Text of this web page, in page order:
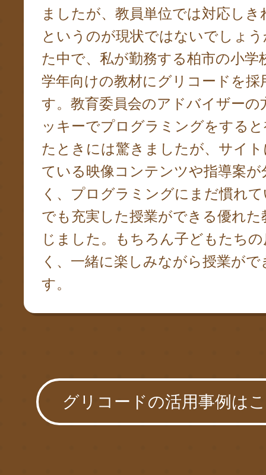
ましたが、教員単位では対応し
というのが現状ではないでしょ
た中で、私が勤務する柏市の小学
学年向けの教材にグリコードを採
す。教育委員会のアドバイザーの
ッキーでプログラミングをする
たときには驚きましたが、サイ
ている映像コンテンツや指導案
く、プログラミングにまだ慣れ
でも充実した授業ができる優れた
じました。もちろん子どもたち
く、一緒に楽しみながら授業が
す。
グリコードの活用事例は